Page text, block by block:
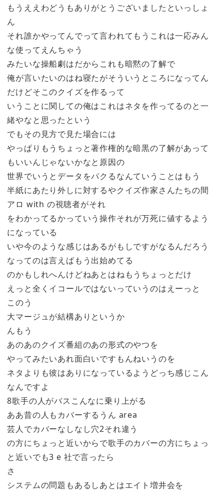
もうええわどうもありがとうございましたといっしょ
ん
それ誰かやってんでって言われてもうこれは一応みん
な使ってえんちゃう
みたいな操船劇はだからこれも暗黙の了解で
俺が言いたいのはね寝たがそういうところになってん
だけどそこのクイズを作るって
いうことに関しての俺はこれはネタを作ってるのと一
緒やなと思ったという
でもその見方で見た場合には
やっぱりもうちょっと著作権的な暗黒の了解があって
もいいんじゃないかなと原因の
世界でいうとデータをパクるなんていうことはもう
半紙にあたり外しに対するやクイズ作家さんたちの間
アロ with の視聴者がそれ
をわかってるかっていう操作それが万死に値するよう
になっている
いや今のような感じはあるがもしですがなるんだろう
なってのは言えばもう出始めてる
のかもしれへんけどねあとはねもうちょっとだけ
えっと全くイコールではないっていうのはえーっと
このう
大マージュが結構ありというか
んもう
あのあのクイズ番組のあの形式のやつを
やってみたいあれ面白いですもんねいうのを
ネタよりも彼はありになっているようどっち感じこん
なんですよ
8歌手の人がバスこんなに乗り上がる
ああ昔の人もカバーするうん area
芸人でカバーなしなし穴2それ違う
の方にちょっと近いからで歌手のカバーの方にちょっ
と近いでも3 e 社で言ったら
さ
システムの問題もあるしあとはエイト増井会を